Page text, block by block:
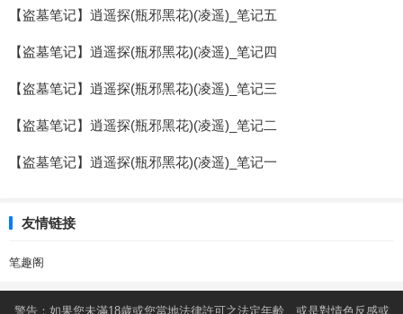
【盗墓笔记】逍遥探(瓶邪黑花)(凌遥)_笔记五
【盗墓笔记】逍遥探(瓶邪黑花)(凌遥)_笔记四
【盗墓笔记】逍遥探(瓶邪黑花)(凌遥)_笔记三
【盗墓笔记】逍遥探(瓶邪黑花)(凌遥)_笔记二
【盗墓笔记】逍遥探(瓶邪黑花)(凌遥)_笔记一
友情链接
笔趣阁
警告：如果您未滿18歲或您當地法律許可之法定年齡、或是對情色反感或